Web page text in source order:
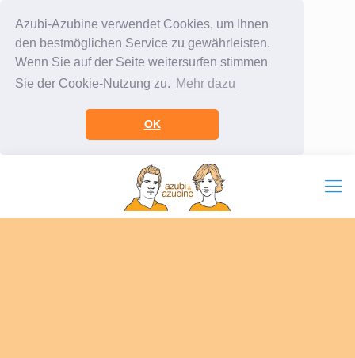
Azubi-Azubine verwendet Cookies, um Ihnen
den bestmöglichen Service zu gewährleisten.
Wenn Sie auf der Seite weitersurfen stimmen
Sie der Cookie-Nutzung zu. Mehr dazu
OK